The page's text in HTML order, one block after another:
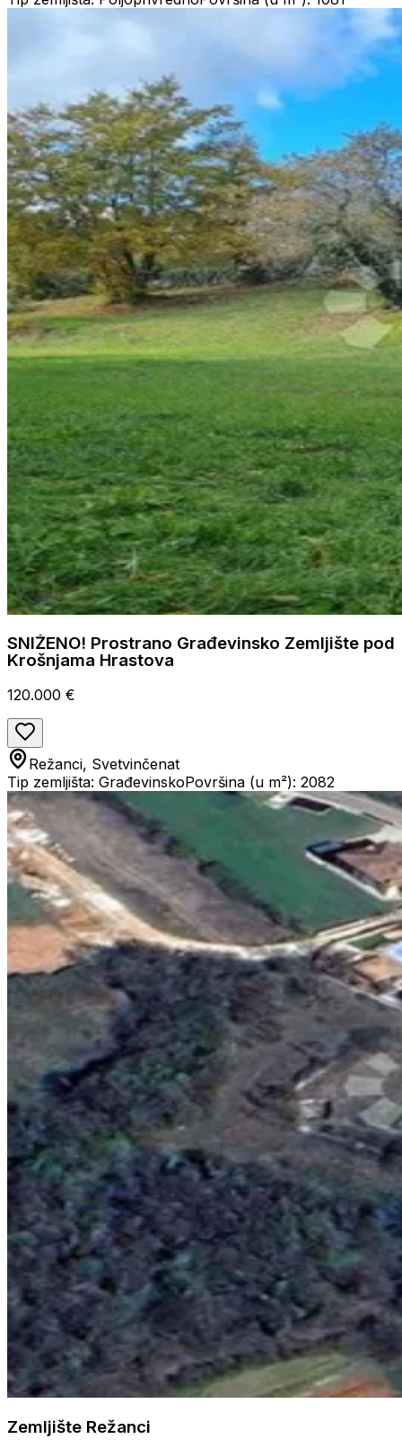
SNIŽENO! Prostrano Građevinsko Zemljište pod
Krošnjama Hrastova
120.000 €
Režanci, Svetvinčenat
Tip zemljišta: GrađevinskoPovršina (u m²): 2082
Zemljište Režanci